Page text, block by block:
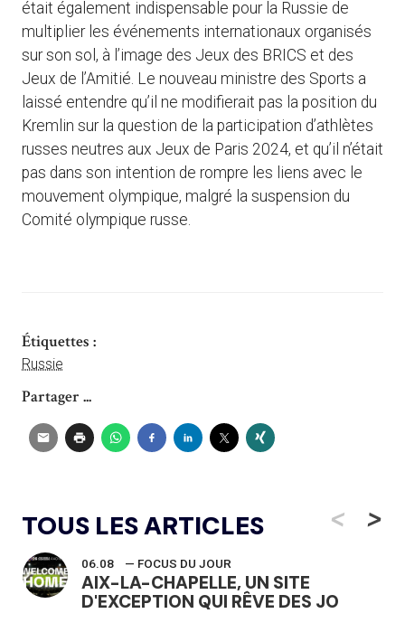
était également indispensable pour la Russie de
multiplier les événements internationaux organisés
sur son sol, à l’image des Jeux des BRICS et des
Jeux de l’Amitié. Le nouveau ministre des Sports a
laissé entendre qu’il ne modifierait pas la position du
Kremlin sur la question de la participation d’athlètes
russes neutres aux Jeux de Paris 2024, et qu’il n’était
pas dans son intention de rompre les liens avec le
mouvement olympique, malgré la suspension du
Comité olympique russe.
Étiquettes :
Russie
Partager ...
TOUS LES ARTICLES <
06.08 — FOCUS DU JOUR
AIX-LA-CHAPELLE, UN SITE
D'EXCEPTION QUI RÊVE DES JO
>